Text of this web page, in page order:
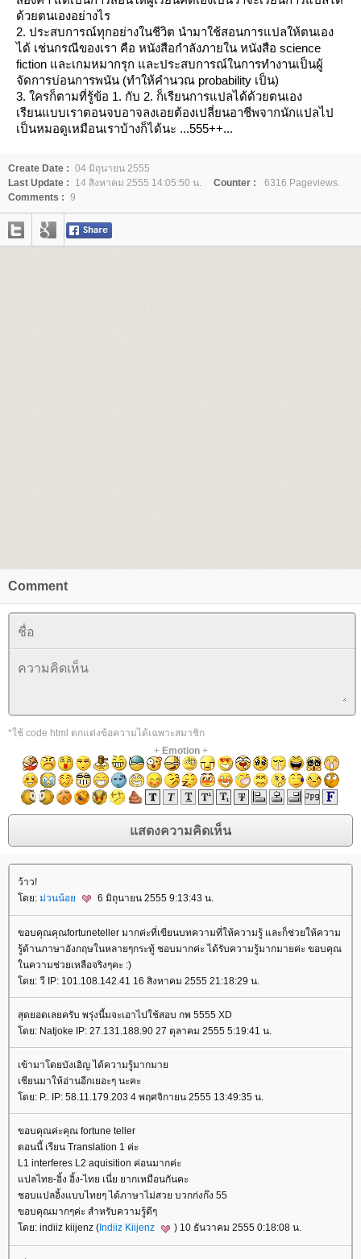
ด้วยตนเองอย่างไร
2. ประสบการณ์ทุกอย่างในชีวิต นำมาใช้สอนการแปลให้ตนเอง
ได้ เช่นกรณีของเรา คือ หนังสือกำลังภายใน หนังสือ science
fiction และเกมหมากรุก และประสบการณ์ในการทำงานเป็นผู้
จัดการบ่อนการพนัน (ทำให้คำนวณ probability เป็น)
3. ใครก็ตามที่รู้ข้อ 1. กับ 2. ก็เรียนการแปลได้ด้วยตนเอง
เรียนแบบเราตอนจบอาจลงเอยต้องเปลี่ยนอาชีพจากนักแปลไป
เป็นหมอดูเหมือนเราบ้างก็ได้นะ ...555++...
Create Date : 04 มิถุนายน 2555
Last Update :
14 สิงหาคม 2555 14:05:50 น. Counter :
6316 Pageviews.
Comments : 9
Comment
*ใช้ code html ตกแต่งข้อความได้เฉพาะสมาชิก
+ Emotion+
ว้าว!
ดย: ม่วนน้อ 6 มิถุนายน 2555 9:13:43 น.
ขอบคุณคุณfortuneteller มากค่ะที่เขียนบทความที่ให้ความรู้ และก็ช่วยให้ความ
รู้ด้านภาษาอังกฤษในหลายๆกระทู้ ชอบมากค่ะ ได้รับความรู้มากมายค่ะ ขอบคุณ
นความช่วยเหลือจริงๆคะ :)
ดย: วี IP: 101.108.142.41 16 สิงหาคม 2555 21:18:29 น.
สุดยอดเลยครับ พรุ่งนี้มจะเอาไปใช้สอบ กพ 5555 XD
ดย: Natjoke IP: 27.131.188.90 27 ตุลาคม 2555 5:19:41 น.
เข้ามาโดยบังเอิญ ได้ความรู้มากมา
เชียนมาให้อ่านอีกเยอะๆ นะคะ
ดย: P.. IP: 58.11.179.203 4 พฤศจิกายน 2555 13:49:35 น.
ขอบคุณค่ะคุณ fortune teller
ตอนนี้ เรียน Translation 1 ค่ะ
L1 interferes L2 aquisition ค่อนมากค่ะ
ปลไทย-อิ้ง อิ้ง-ไทย เนี่ย ยากเหมือนกันคะ
ชอบแปลอิ้งแบบไทยๆ ได้ภาษาไม่สวย บวกก่งก๊ง 55
ขอบคุณมากๆค่ะ สำหรับความรู้ดีๆ
ดย: indiiz kiijenz ( Indiiz Kiijenz ) 10 ธันวาคม 2555 0:18:08 น.